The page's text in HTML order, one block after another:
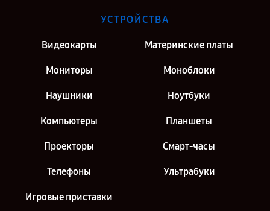
УСТРОЙСТВА
Видеокарты Материнские платы
Мониторы Моноблоки
Наушники Ноутбуки
Компьютеры Планшеты
Проекторы Смарт-часы
Телефоны Ультрабуки
Игровые приставки